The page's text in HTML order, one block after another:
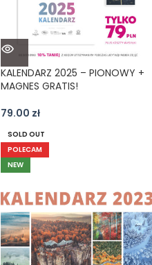
KALENDARZ 2025 – PIONOWY +
MAGNES GRATIS!
79.00 zł
SOLD OUT
POLECAM
NEW